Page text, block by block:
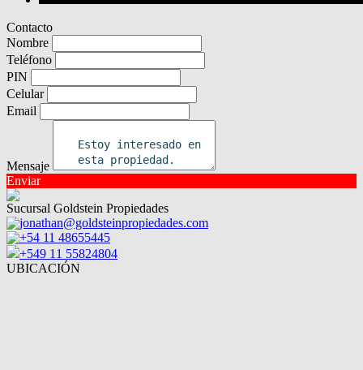
Contacto
Nombre
Teléfono
PIN
Celular
Email
Mensaje
Enviar
Sucursal Goldstein Propiedades
jonathan@goldsteinpropiedades.com
+54 11 48655445
+549 11 55824804
UBICACIÓN